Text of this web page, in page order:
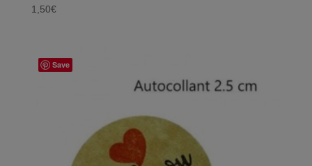
1,50€
Save